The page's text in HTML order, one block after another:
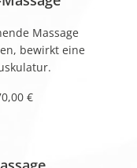
Massage
bewirkt eine
€